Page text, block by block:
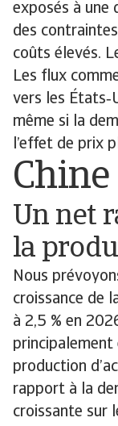
exposés à une
des
coûts élevés.
Les flux
vers les
même si la
l’effet de prix
Chine
Un net
la
Nous
croissance de
à 2,5 % en
principalement
production
rapport à la
croissante sur